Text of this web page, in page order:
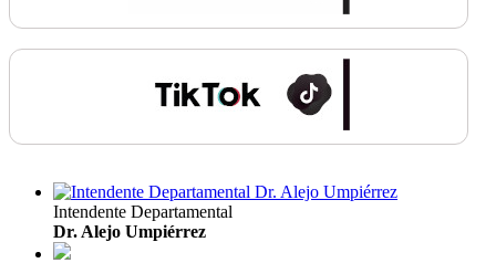
Intendente Departamental
Dr. Alejo Umpiérrez